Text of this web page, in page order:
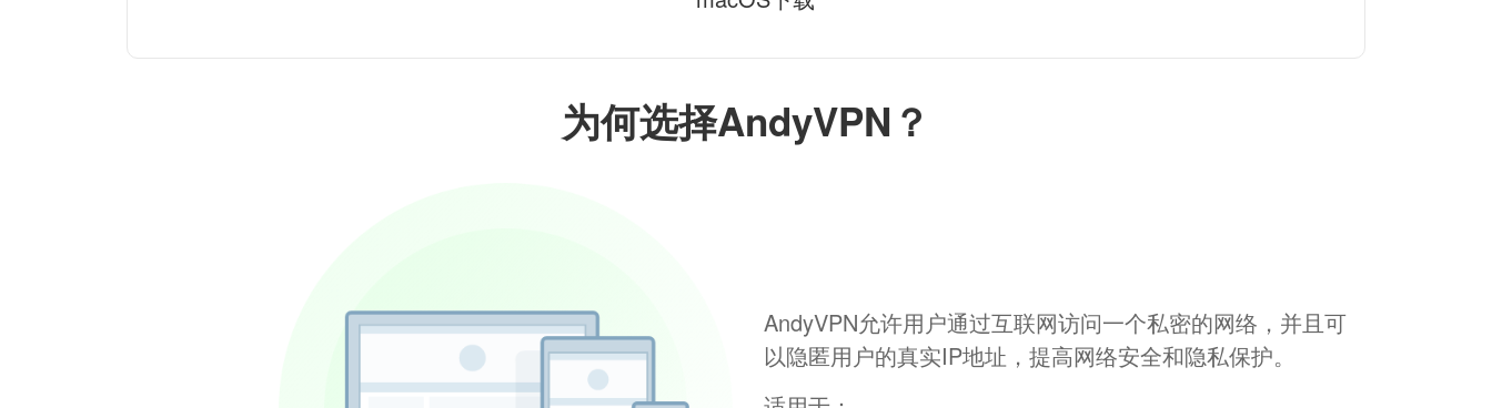
为何选择AndyVPN？
AndyVPN允许用户通过互联网访问一个私密的网络，并且可
以隐匿用户的真实IP地址，提高网络安全和隐私保护。